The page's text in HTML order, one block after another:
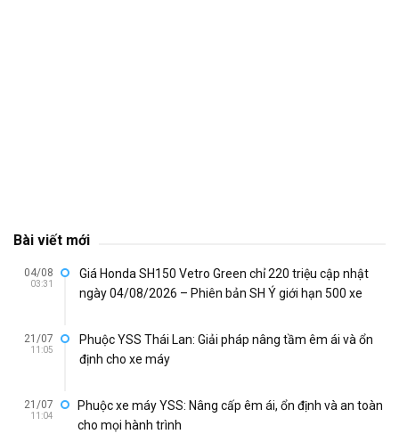
Bài viết mới
04/08
03:31
Giá Honda SH150 Vetro Green chỉ 220 triệu cập nhật
ngày 04/08/2026 – Phiên bản SH Ý giới hạn 500 xe
21/07
11:05
Phuộc YSS Thái Lan: Giải pháp nâng tầm êm ái và ổn
định cho xe máy
21/07
11:04
Phuộc xe máy YSS: Nâng cấp êm ái, ổn định và an toàn
cho mọi hành trình